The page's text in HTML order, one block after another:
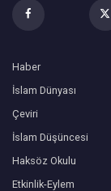
Haber
İslam Dünyası
Çeviri
İslam Düşüncesi
Haksöz Okulu
Etkinlik-Eylem